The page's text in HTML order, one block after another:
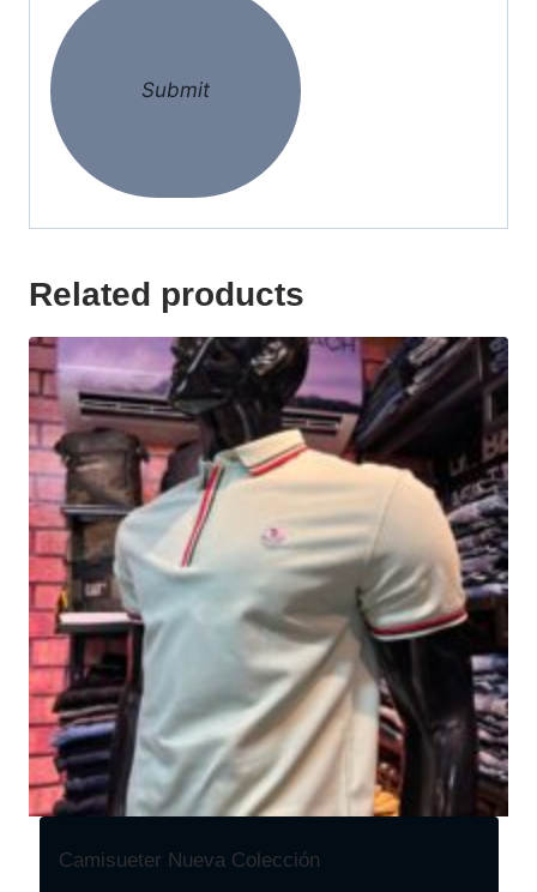
Related products
Camisueter Nueva Colección